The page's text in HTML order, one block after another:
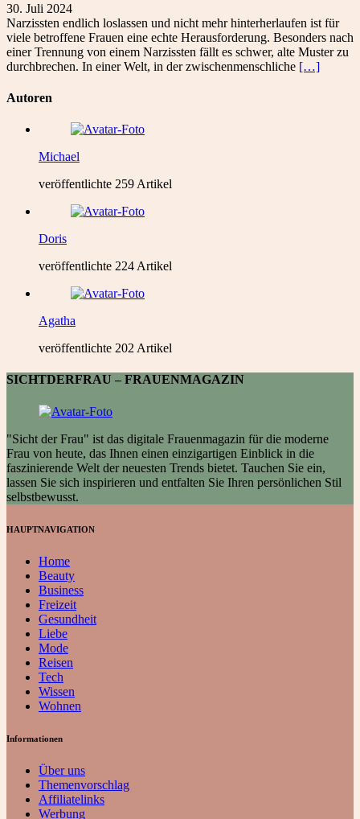
30. Juli 2024
Narzissten endlich loslassen und nicht mehr hinterherlaufen ist für
viele betroffene Frauen eine echte Herausforderung. Besonders nach
einer Trennung von einem Narzissten fällt es schwer, alte Muster zu
durchbrechen. In einer Welt, in der zwischenmenschliche […]
Autoren
Michael
veröffentlichte 259 Artikel
Doris
veröffentlichte 224 Artikel
Agatha
veröffentlichte 202 Artikel
SICHTDERFRAU – FRAUENMAGAZIN
"Sicht der Frau" ist das digitale Frauenmagazin für die moderne
Frau von heute, das Ihnen einen einzigartigen Einblick in die
faszinierende Welt der neuesten Trends bietet. Tauchen Sie ein,
lassen Sie sich inspirieren und entfalten Sie Ihren persönlichen Stil
selbstbewusst.
HAUPTNAVIGATION
Home
Beauty
Business
Freizeit
Gesundheit
Liebe
Mode
Reisen
Tech
Wissen
Wohnen
Informationen
Über uns
Themenvorschlag
Affiliatelinks
Werbung